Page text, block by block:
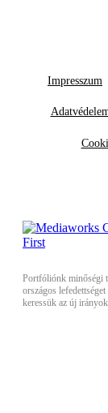
Impresszum
Portfóliónk minőségi
országos
keressük az új